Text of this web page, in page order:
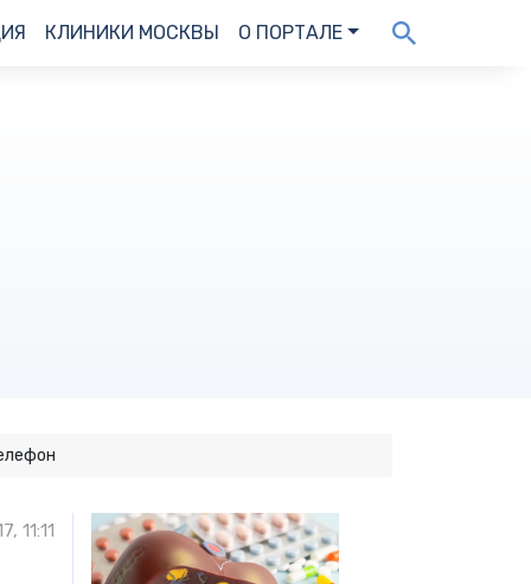
КЛИНИКИ МОСКВЫ О ПОРТАЛЕ
11:11